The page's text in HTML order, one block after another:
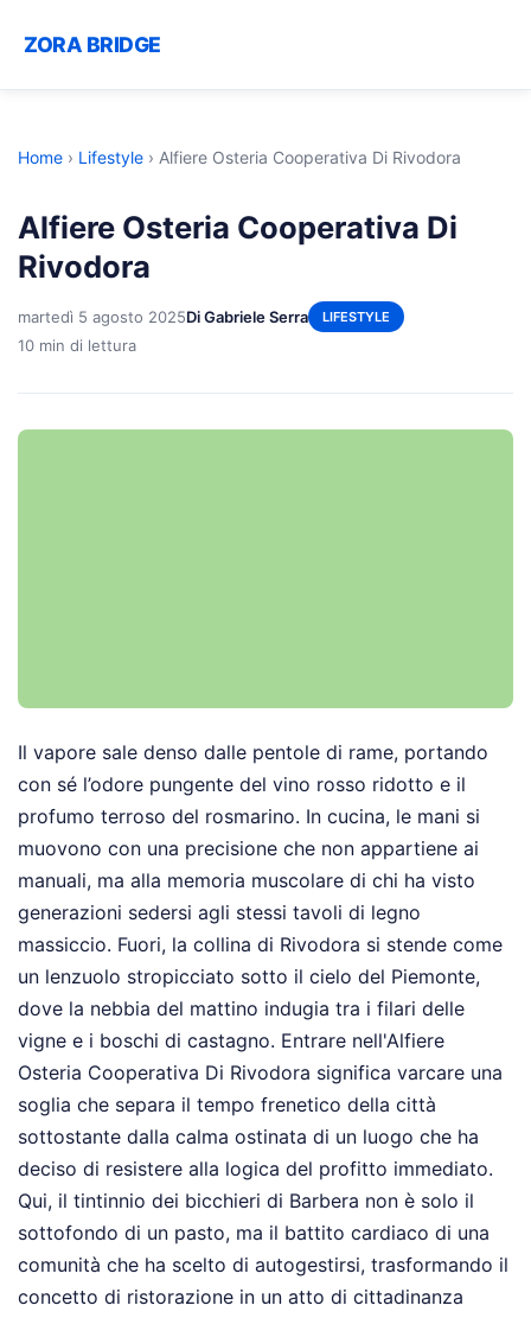
ZORA BRIDGE
Home › Lifestyle › Alfiere Osteria Cooperativa Di Rivodora
Alfiere Osteria Cooperativa Di
Rivodora
martedì 5 agosto 2025Di Gabriele Serra LIFESTYLE
10 min di lettura
Il vapore sale denso dalle pentole di rame, portando
con sé l’odore pungente del vino rosso ridotto e il
profumo terroso del rosmarino. In cucina, le mani si
muovono con una precisione che non appartiene ai
manuali, ma alla memoria muscolare di chi ha visto
generazioni sedersi agli stessi tavoli di legno
massiccio. Fuori, la collina di Rivodora si stende come
un lenzuolo stropicciato sotto il cielo del Piemonte,
dove la nebbia del mattino indugia tra i filari delle
vigne e i boschi di castagno. Entrare nell'Alfiere
Osteria Cooperativa Di Rivodora significa varcare una
soglia che separa il tempo frenetico della città
sottostante dalla calma ostinata di un luogo che ha
deciso di resistere alla logica del profitto immediato.
Qui, il tintinnio dei bicchieri di Barbera non è solo il
sottofondo di un pasto, ma il battito cardiaco di una
comunità che ha scelto di autogestirsi, trasformando il
concetto di ristorazione in un atto di cittadinanza